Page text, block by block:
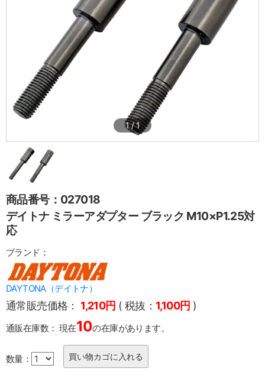
1/1
商品番号：027018
デイトナ ミラーアダプター ブラック M10×P1.25対
応
ブランド：
DAYTONA（デイトナ）
通常販売価格： 1,210円 ( 税抜： 1,100円 )
通販在庫数： 現在10の在庫があります。
数量：